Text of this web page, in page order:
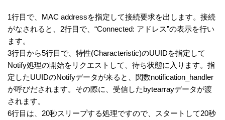
1行目で、MAC addressを指定して接続要求を出します。接続
がなされると、2行目で、“Connected: アドレス”の表示を行い
ます。
3行目から5行目で、特性(Characteristic)のUUIDを指定して
Notify処理の開始をリクエストして、待ち状態に入ります。指
定したUUIDのNotifyデータが来ると、関数notification_handler
が呼びだされます。その際に、受信したbytearrayデータが渡
されます。
6行目は、20秒スリープする処理ですので、スタートして20秒